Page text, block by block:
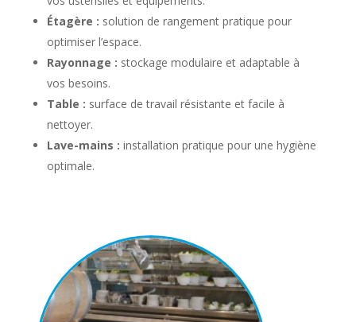
Étagère : solution de rangement pratique pour
optimiser l’espace.
Rayonnage : stockage modulaire et adaptable à
vos besoins.
Table : surface de travail résistante et facile à
nettoyer.
Lave-mains : installation pratique pour une hygiène
optimale.